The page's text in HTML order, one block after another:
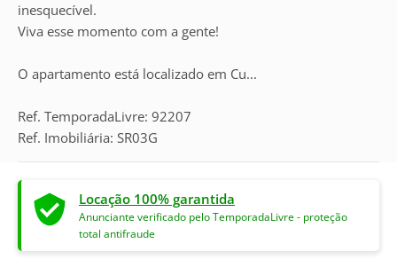
inesquecível.
Viva esse momento com a gente!
O apartamento está localizado em Cu...
Ref. TemporadaLivre: 92207
Ref. Imobiliária: SR03G
Locação 100% garantida
Anunciante verificado pelo TemporadaLivre - proteção
total antifraude